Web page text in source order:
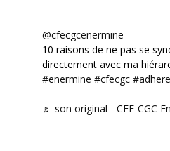
@cfecgcenermine
10 raisons de ne pas se
directement avec ma
#enermine #cfecgc
♬ son original - CFE-CGC